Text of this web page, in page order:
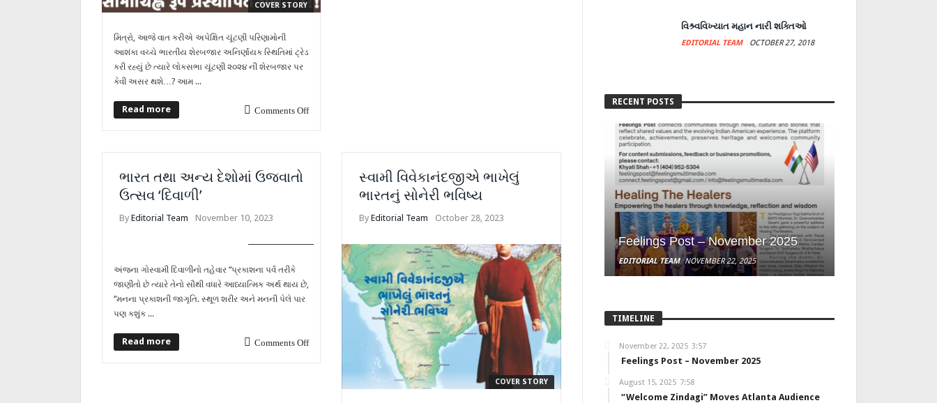
COVER STORY
મિત્રો, આજે વાત કરીએ અપેક્ષિત ચૂંટણી પરિણામોની
આશંકા વચ્ચે ભારતીય શેરબજાર અનિર્ણાયક સ્થિતિમાં ટ્રેડ
કરી રહ્યું છે ત્યારે લોકસભા ચૂંટણી ૨૦૨૪ ની શેરબજાર પર
કેવી અસર થશે…? આમ ...
Read more Comments Off
ભારત તથા અન્ય દેશોમાં ઉજવાતો
ઉત્સવ ‘દિવાળી’
By Editorial Team November 10, 2023
અંજના ગોસ્વામી દિવાળીનો તહેવાર “પ્રકાશના પર્વ તરીકે
જાણીતો છે ત્યારે તેનો સૌથી વધારે આધ્યાત્મિક અર્થ થાય છે,
“મનના પ્રકાશની જાગૃતિ. સ્થૂળ શરીર અને મનની પેલે પાર
પણ કશુંક ...
Read more Comments Off
સ્વામી વિવેકાનંદજીએ ભાખેલું
ભારતનું સોનેરી ભવિષ્ય
ByEditorial Team October 28, 2023
COVER STORY
વિશ્ર્વવિખ્યાત મહાન નારી શક્તિઓ
EDITORIAL TEAM OCTOBER 27, 2018
RECENT POSTS
Feelings Post – November 2025
EDITORIAL TEAM NOVEMBER 22, 2025
TIMELINE
November 22, 2025 3:57
Feelings Post – November 2025
August 15, 2025 7:58
“Welcome Zindagi” Moves Atlanta Audience